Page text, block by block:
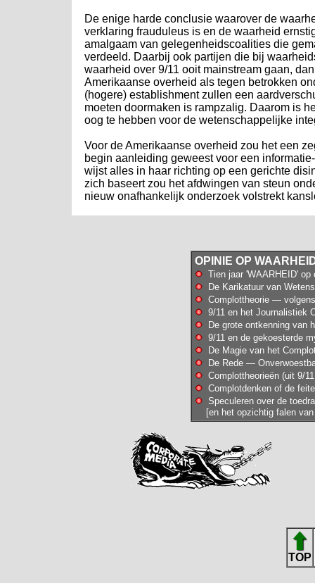
De enige harde conclusie waarover de
verklaring frauduleus is en de waarheid
amalgaam van gelegenheidscoalities die
verdeeld. Daarbij ook partijen die bij
waarheid over 9/11 ooit mainstream gaan,
Amerikaanse overheid als tegen betrokken
(hogere) establishment zullen een
moeten doormaken is rampzalig. Daarom is
oog te hebben voor de wetenschappelijke
Voor de Amerikaanse overheid zou het een
begin aanleiding geweest voor een
wijst alles in haar richting op een gerichte
zich baseert zou het afdwingen van steun
nieuw onafhankelijk onderzoek volstrekt
OPINIE OP
Tien jaar 'WAARHEID'
De Karikatuur van
Complottheorie —
9/11 en het Journalistiek
De grote ontkenning van
9/11 en de gekoesterde
De Magie van het
De Rede —
Complottheorieën (uit 9/
Complotdenken of de
Speculeren over de
[en het opzichtig falen van
TOP